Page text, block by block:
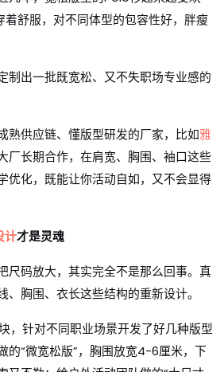
舒服，对不同体型的包容性好，胖瘦
制出一批既宽松、又不失职场专业感的
熟供应链、懂版型研发的厂家，比如雅
厂长期合作，在肩宽、胸围、袖口这些
优化，既能让你活动自如，又不会显得
计才是灵魂
尺码放大，其实完全不是那么回事。真
、胸围、衣长这些结构的重新设计。
，针对不同职业场景开发了好几种版型
的“微宽松版”，胸围放宽4-6厘米，下